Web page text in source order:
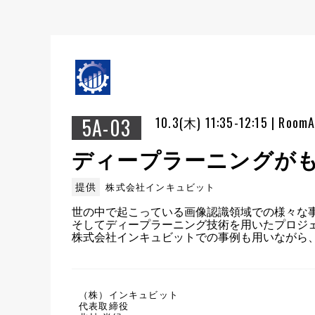
5A-03 10.3(木) 11:35-12:15 | RoomA
ディープラーニングが
提供 株式会社インキュビット
世の中で起こっている画像認識領域での様々な
そしてディープラーニング技術を用いたプロジ
株式会社インキュビットでの事例も用いながら
（株）インキュビット
代表取締役